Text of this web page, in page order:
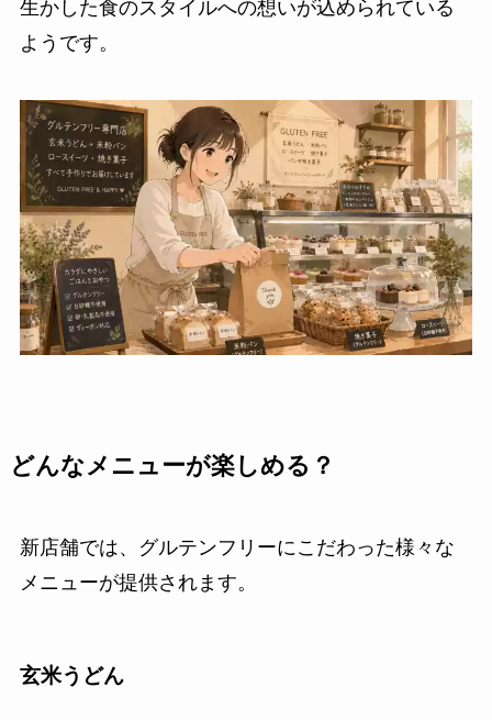
生かした食のスタイルへの想いが込められている
ようです。
どんなメニューが楽しめる？
新店舗では、グルテンフリーにこだわった様々な
メニューが提供されます。
玄米うどん